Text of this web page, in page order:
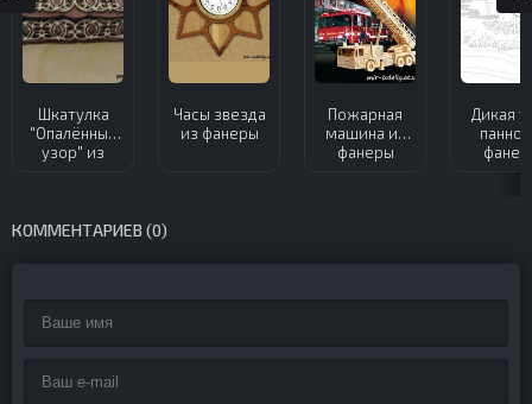
Шкатулка
"Опалённый
узор" из
Часы звезда
из фанеры
Пожарная
машина из
фанеры
Дикая
панно
КОММЕНТАРИЕВ (0)